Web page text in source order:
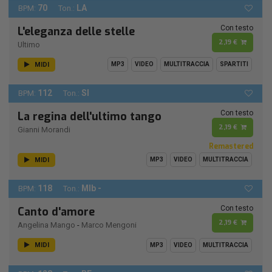
BPM: 70 Ton.: LA
L'eleganza delle stelle
Ultimo
Con testo
2,19 €
MIDI MP3 VIDEO MULTITRACCIA SPARTITI
BPM: 112 Ton.: SI
La regina dell'ultimo tango
Gianni Morandi
Con testo
2,19 €
Remastered
MIDI MP3 VIDEO MULTITRACCIA
BPM: 118 Ton.: MIb -
Canto d'amore
Angelina Mango - Marco Mengoni
Con testo
2,19 €
MIDI MP3 VIDEO MULTITRACCIA